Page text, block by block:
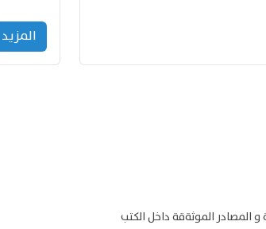
المزید
و المصادر الموثةقة داخل الكتب